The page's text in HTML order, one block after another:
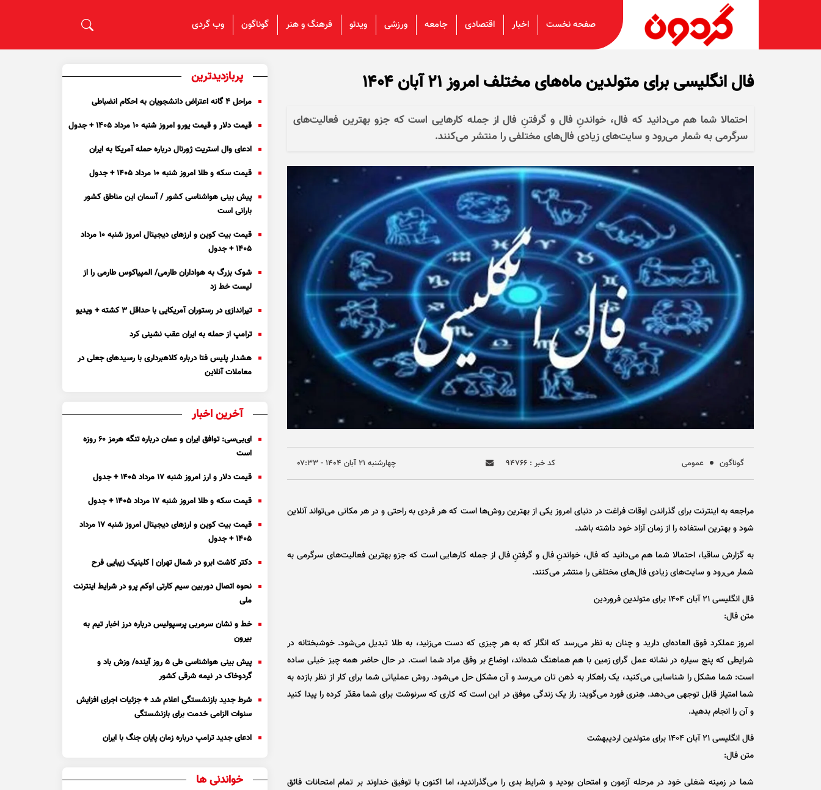
صفحه نخست اخبار اقتصادی جامعه ورزشی ویدئو فرهنگ و هنر گوناگون وب گردی
فال انگلیسی برای متولدین ماه‌های مختلف امروز ۲۱ آبان ۱۴۰۴
احتمالا شما هم می‌دانید که فال، خواندنِ فال و گرفتنِ فال از جمله کار‌هایی است که جزو بهترین فعالیت‌های
سرگرمی به شمار می‌رود و سایت‌های زیادی فال‌های مختلفی را منتشر می‌کنند. ​
گوناگون عمومی کد خبر : ۹۴۷۶۶ چهارشنبه ۲۱ آبان ۱۴۰۴ - ۰۷:۳۳
مراجعه به اینترنت برای گذراندن اوقات فراغت در دنیای امروز یکی از بهترین روش‌ها است که هر فردی به راحتی و در هر مکانی می‌تواند آنلاین
شود و بهترین استفاده را از زمان آزاد خود داشته باشد.
به گزارش ساقیا، احتمالا شما هم می‌دانید که فال، خواندنِ فال و گرفتنِ فال از جمله کار‌هایی است که جزو بهترین فعالیت‌های سرگرمی به
شمار می‌رود و سایت‌های زیادی فال‌های مختلفی را منتشر می‌کنند. ​
فال انگلیسی ۲۱ آبان ۱۴۰۴ برای متولدین فروردین
متن فال:
امروز عملکرد فوق العاده‌ای دارید و چنان به نظر می‌رسد که انگار که به هر چیزی که دست می‌زنید، به طلا تبدیل می‌شود. خوشبختانه در
شرایطی که پنج سیاره در نشانه عمل گرای زمین با هم هماهنگ شده‌اند، اوضاع بر وفق مراد شما است. در حال حاضر همه چیز خیلی ساده
است: شما مشکل را شناسایی می‌کنید، یک راهکار به ذهن تان می‌رسد و آن مشکل حل می‌شود. روش عملیاتی شما برای کار از نظر بازده به
شما امتیاز قابل توجهی می‌دهد. هِنری فورد می‌گوید: راز یک زندگی موفق در این است که کاری که سرنوشت برای شما مقدّر کرده را پیدا کنید
و آن را انجام بدهید.
فال انگلیسی ۲۱ آبان ۱۴۰۴ برای متولدین اردیبهشت
متن فال:
شما در زمینه شغلی خود در مرحله آزمون و امتحان بودید و شرایط بدی را می‌گذراندید، اما اکنون با توفیق خداوند بر تمام امتحانات فائق
پربازدیدترین
مراحل ۴ گانه اعتراض دانشجویان به احکام انضباطی
قیمت دلار و قیمت یورو امروز شنبه ۱۰ مرداد ۱۴۰۵ + جدول
ادعای وال استریت ژورنال درباره حمله آمریکا به ایران
قیمت سکه و طلا امروز شنبه ۱۰ مرداد ۱۴۰۵ + جدول
پیش بینی هواشناسی کشور / آسمان این مناطق کشور
بارانی است
قیمت بیت کوین و ارز‌های دیجیتال امروز شنبه ۱۰ مرداد
۱۴۰۵ + جدول
شوک بزرگ به هواداران طارمی/ المپیاکوس طارمی را از
لیست خط زد
تیراندازی در رستوران آمریکایی با حداقل ۳ کشته + ویدیو
ترامپ از حمله به ایران عقب نشینی کرد
هشدار پلیس فتا درباره کلاهبرداری با رسید‌های جعلی در
معاملات آنلاین
آخرین اخبار
ای‌بی‌سی: توافق ایران و عمان درباره تنگه هرمز ۶۰ روزه
است
قیمت دلار و ارز امروز شنبه ۱۷ مرداد ۱۴۰۵ + جدول
قیمت سکه و طلا امروز شنبه ۱۷ مرداد ۱۴۰۵ + جدول
قیمت بیت کوین و ارز‌های دیجیتال امروز شنبه ۱۷ مرداد
۱۴۰۵ + جدول
دکتر کاشت ابرو در شمال تهران | کلینیک زیبایی فرح
نحوه اتصال دوربین سیم کارتی اوکم پرو در شرایط اینترنت
ملی
خط و نشان سرمربی پرسپولیس درباره درز اخبار تیم به
بیرون
پیش بینی هواشناسی طی ۵ روز آینده/ وزش باد و
گردوخاک در نیمه شرقی کشور
شرط جدید بازنشستگی اعلام شد + جزئیات اجرای افزایش
سنوات الزامی خدمت برای بازنشستگی
ادعای جدید ترامپ درباره زمان پایان جنگ با ایران
خواندنی ها